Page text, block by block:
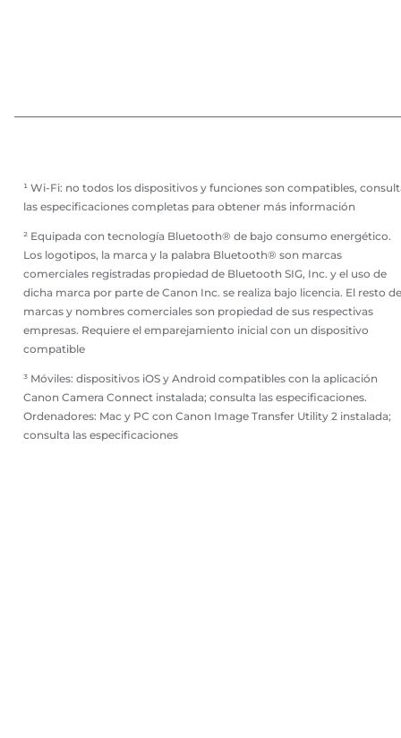
¹ Wi-Fi: no todos los dispositivos y funciones son compatibles,
las especificaciones completas para obtener más información
² Equipada con tecnología Bluetooth® de bajo consumo energético.
Los logotipos, la marca y la palabra Bluetooth® son marcas
comerciales registradas propiedad de Bluetooth SIG, Inc. y el uso de
dicha marca por parte de Canon Inc. se realiza bajo licencia. El resto de
marcas y nombres comerciales son propiedad de sus respectivas
empresas. Requiere el emparejamiento inicial con un dispositivo
compatible
³ Móviles: dispositivos iOS y Android compatibles con la aplicación
Canon Camera Connect instalada; consulta las especificaciones.
Ordenadores: Mac y PC con Canon Image Transfer Utility 2 instalada;
consulta las especificaciones